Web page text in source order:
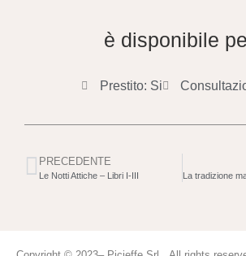
è disponibile
Prestito: Si
PRECEDENTE
Le Notti Attiche – Libri I-III